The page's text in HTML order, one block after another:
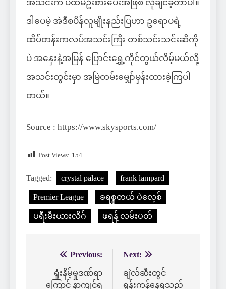
အသင်းက ပထမဦးစားပေးအဖြစ် လိုချင်ခဲ့တာပါ။
ဒါပေမဲ့ အဲဒီစပိန်လူမျိုးနည်းပြဟာ ဥရောပရဲ့
ထိပ်တန်းကလပ်အသင်းကြီး တစ်သင်းသင်းဆီကို
ပဲ အနှေးနဲ့အမြန် ပြောင်းရွှေ့ကိုင်တွယ်လိမ့်မယ်လို့
အသင်းတွင်းမှာ အမြဲတမ်းမျှော်မှန်းထားခဲ့ကြပါ
တယ်။
Source : https://www.skysports.com/
Post Views: 154
Tagged: crystal palace frank lampard
Premier League ခရစ္စတယ် ပဲလေ့စ်
ပရီးမီးယားလိဂ် ဖရန့် လမ်းပတ်
navigation
Previous:
ရှုံးနိမ့်မှုဒဏ်ရာ
ကြောင့် နာကျင်ရ
Next:
ချဲလ်ဆီးတွင်
ရုန်းကန်နေရသည့်